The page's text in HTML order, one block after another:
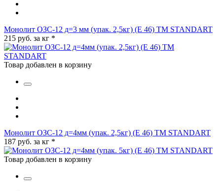
Монолит ОЗС-12 д=3 мм (упак. 2,5кг) (Е 46) ТМ STANDART
215 руб. за кг *
Товар добавлен в корзину
Монолит ОЗС-12 д=4мм (упак. 2,5кг) (Е 46) ТМ STANDART
187 руб. за кг *
Товар добавлен в корзину